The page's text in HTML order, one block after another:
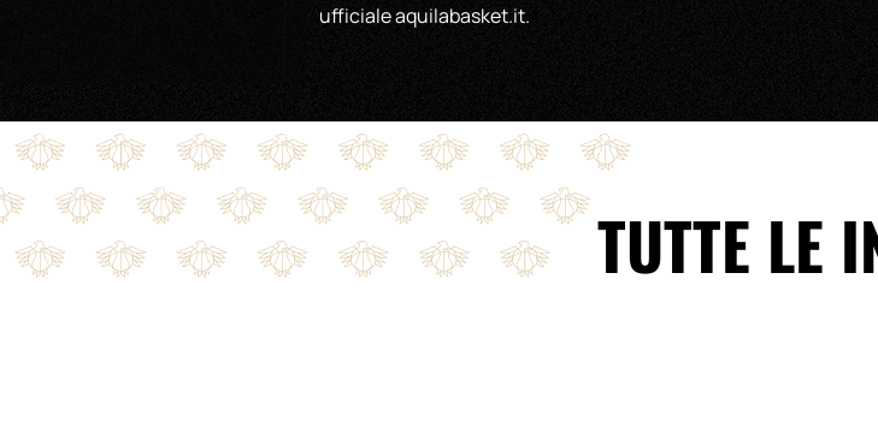
ufficiale aquilabasket.it.
TUTTE LE